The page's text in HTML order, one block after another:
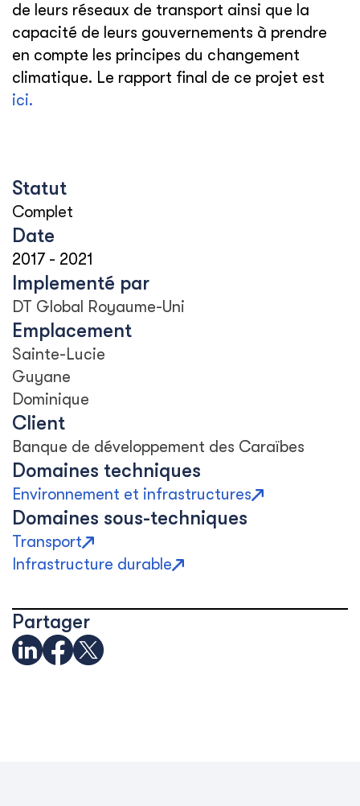
de leurs réseaux de transport ainsi que la
capacité de leurs gouvernements à prendre
en compte les principes du changement
climatique. Le rapport final de ce projet est
ici.
Statut
Complet
Date
2017- 2021
Implementé par
DT Global Royaume-Uni
Emplacement
Sainte-Lucie
Guyane
Dominique
Client
Banque de développement des Caraïbes
Domaines techniques
Environnement et infrastructures
Domaines sous-techniques
Transport
Infrastructure durable
Partager